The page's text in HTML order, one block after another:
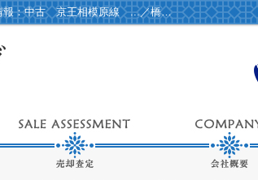
中古 京王相模原線 JR横浜線 JR相模線 橋本駅 向原 新着情報：中古 京王相模原線 ...／橋本駅など相模原市緑区エリアの戸建て／スマートハウジング